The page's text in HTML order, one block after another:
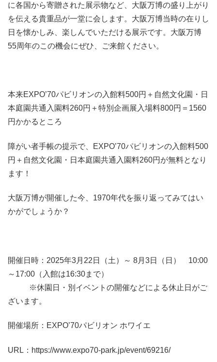
に各国から寄贈された展示物など、大阪万博の盛り上がり
を伝える貴重品が一堂に会します。大阪万博当時の在りし
日を懐かしみ、楽しんでいただける展示です。大阪万博
55周年のこの機会にぜひ、ご来館ください。
本来EXPO’70パビリオンの入館料500円＋自然文化園・日
本庭園共通入園料260円＋特別企画展入場料800円＝1560
円かかるところ
障がい者手帳の提示で、EXPO’70パビリオンの入館料500
円＋自然文化園・日本庭園共通入園料260円が無料となり
ます！
大阪万博が開催した今、1970年代を振り返ってみてはい
かがでしょうか？
開催日時：2025年3月22日（土）～ 8月3日（日） 10:00
～17:00（入館は16:30まで）
※休園日・別イベントの開催などによる休止日がご
ざいます。
開催場所：EXPO’70パビリオン ホワイエ
URL：https://www.expo70-park.jp/event/69216/